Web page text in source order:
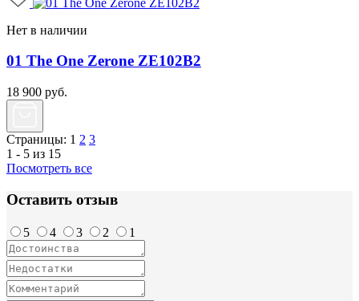
Нет в наличии
01 The One Zerone ZE102B2
18 900 руб.
Страницы: 1 2 3
1 - 5 из 15
Посмотреть все
Оставить отзыв
5 4 3 2 1